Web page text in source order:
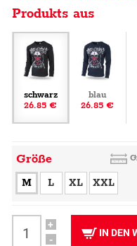
Produkts aus
schwarz
26.85 €
blau
26.85 €
Größe
M L XL XXL
+
-
IN DEN